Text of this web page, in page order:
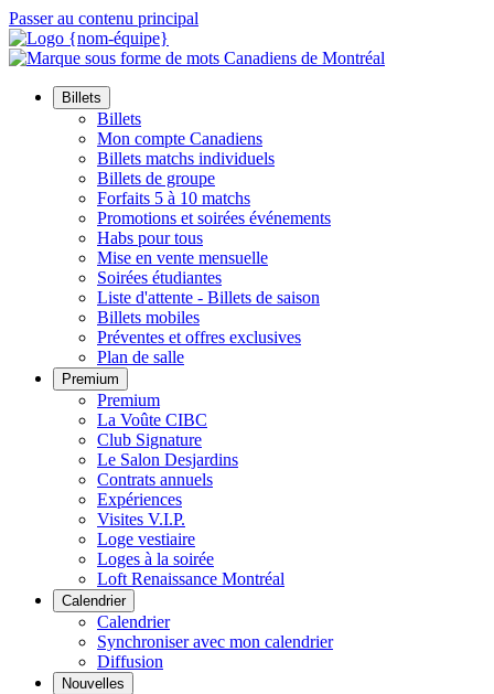
Passer au contenu principal
Billets
Billets
Mon compte Canadiens
Billets matchs individuels
Billets de groupe
Forfaits 5 à 10 matchs
Promotions et soirées événements
Habs pour tous
Mise en vente mensuelle
Soirées étudiantes
Liste d'attente - Billets de saison
Billets mobiles
Préventes et offres exclusives
Plan de salle
Premium
Premium
La Voûte CIBC
Club Signature
Le Salon Desjardins
Contrats annuels
Expériences
Visites V.I.P.
Loge vestiaire
Loges à la soirée
Loft Renaissance Montréal
Calendrier
Calendrier
Synchroniser avec mon calendrier
Diffusion
Nouvelles